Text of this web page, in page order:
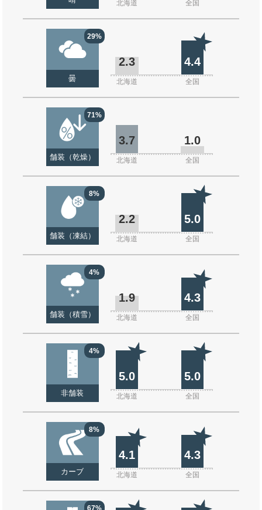
北海道 全国
29%
曇
2.3 4.4
北海道 全国
71%
舗装（乾燥）
3.7 1.0
北海道 全国
8%
舗装（凍結）
2.2 5.0
北海道 全国
4%
舗装（積雪）
1.9 4.3
北海道 全国
4%
非舗装
5.0 5.0
北海道 全国
8%
カーブ
4.1 4.3
北海道 全国
67%